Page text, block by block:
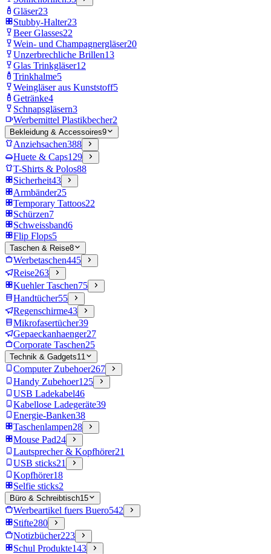
Gläser23
Stubby-Halter23
Beer Glasses22
Wein- und Champagnergläser20
Unzerbrechliche Brillen13
Glas Trinkgläser12
Trinkhalme5
Weingläser aus Kunststoff5
Getränke4
Schnapsgläsern3
Werbemittel Plastikbecher2
Bekleidung & Accessoires9
Anziehsachen388
Huete & Caps129
T-Shirts & Polos88
Sicherheit43
Armbänder25
Temporary Tattoos22
Schürzen7
Schweissband6
Flip Flops5
Taschen & Reise8
Werbetaschen445
Reise263
Kuehler Taschen75
Handtücher55
Regenschirme43
Mikrofasertücher39
Gepaeckanhaenger27
Corporate Taschen25
Technik & Gadgets11
Computer Zubehoer267
Handy Zubehoer125
USB Ladekabel46
Kabellose Ladegeräte39
Energie-Banken38
Taschenlampen28
Mouse Pad24
Lautsprecher & Kopfhörer21
USB sticks21
Kopfhörer18
Selfie sticks2
Büro & Schreibtisch15
Werbeartikel fuers Buero542
Stifte280
Notizbücher223
Schul Produkte143